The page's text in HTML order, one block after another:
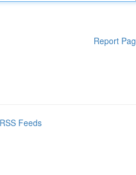
Report
Feeds